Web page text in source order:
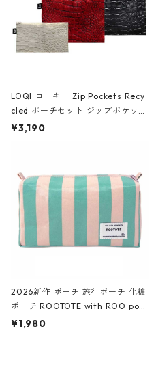
LOQI ローキー Zip Pockets Recy
cled ポーチセット ジップポケット
ファスナーポーチ 撥水加工 トラベ
ーガンディー、オフホワイト
¥3,190
2026新作 ポーチ 旅行ポーチ 化粧
ポーチ ROOTOTE with ROO pou
ch 3532 ルートート WR.ポーチ.ラ
¥1,980